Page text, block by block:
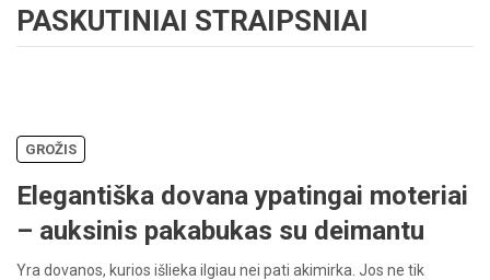
PASKUTINIAI STRAIPSNIAI
GROŽIS
Elegantiška dovana ypatingai moteriai
– auksinis pakabukas su deimantu
Yra dovanos, kurios išlieka ilgiau nei pati akimirka. Jos ne tik